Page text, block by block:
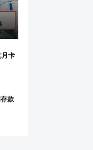
卡
款